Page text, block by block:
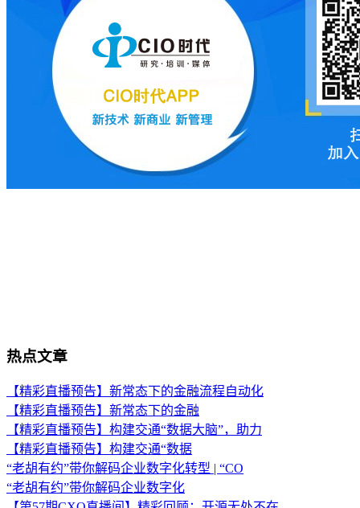
热点文章
【精彩直播预告】新常态下的金融流程自动化
【精彩直播预告】新常态下的金融
【精彩直播预告】构建交通“数据大脑”，助力
【精彩直播预告】构建交通“数据
“老胡有约”带你解码企业数字化转型 | “CO
“老胡有约”带你解码企业数字化